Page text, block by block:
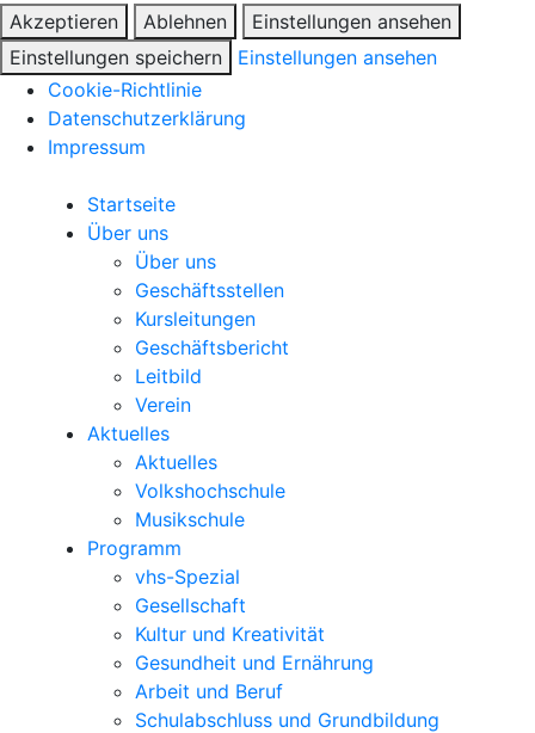
Akzeptieren Ablehnen
Einstellungen ansehen
Einstellungen speichern
Einstellungen ansehen
Cookie-Richtlinie
Datenschutzerklärung
Impressum
Startseite
Über uns
Über uns
Geschäftsstellen
Kursleitungen
Geschäftsbericht
Leitbild
Verein
Aktuelles
Aktuelles
Volkshochschule
Musikschule
Programm
vhs-Spezial
Gesellschaft
Kultur und Kreativität
Gesundheit und Ernährung
Arbeit und Beruf
Schulabschluss und Grundbildung